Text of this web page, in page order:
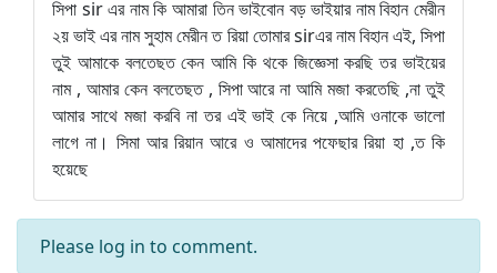
সিপা sir এর নাম কি আমারা তিন ভাইবোন বড় ভাইয়ার নাম বিহান মেরীন
২য় ভাই এর নাম সুহাম মেরীন ত রিয়া তোমার sirএর নাম বিহান এই, সিপা
তুই আমাকে বলতেছত কেন আমি কি থকে জিজ্ঞেসা করছি তর ভাইয়ের
নাম , আমার কেন বলতেছত , সিপা আরে না আমি মজা করতেছি ,না তুই
আমার সাথে মজা করবি না তর এই ভাই কে নিয়ে ,আমি ওনাকে ভালো
লাগে না। সিমা আর রিয়ান আরে ও আমাদের পফেছার রিয়া হা ,ত কি
হয়েছে
Please log in to comment.